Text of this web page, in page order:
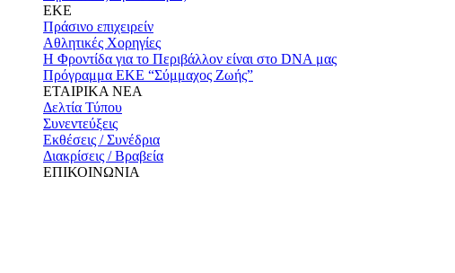
ΕΚΕ
Πράσινο επιχειρείν
Αθλητικές Χορηγίες
Η Φροντίδα για το Περιβάλλον είναι στο DNA μας
Πρόγραμμα ΕΚΕ “Σύμμαχος Ζωής”
ΕΤΑΙΡΙΚΑ ΝΕΑ
Δελτία Τύπου
Συνεντεύξεις
Εκθέσεις / Συνέδρια
Διακρίσεις / Βραβεία
ΕΠΙΚΟΙΝΩΝΙΑ